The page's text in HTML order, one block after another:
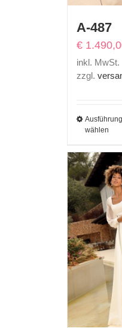
A-487
€
inkl. MwSt.
zzgl.
Ausführung
wählen